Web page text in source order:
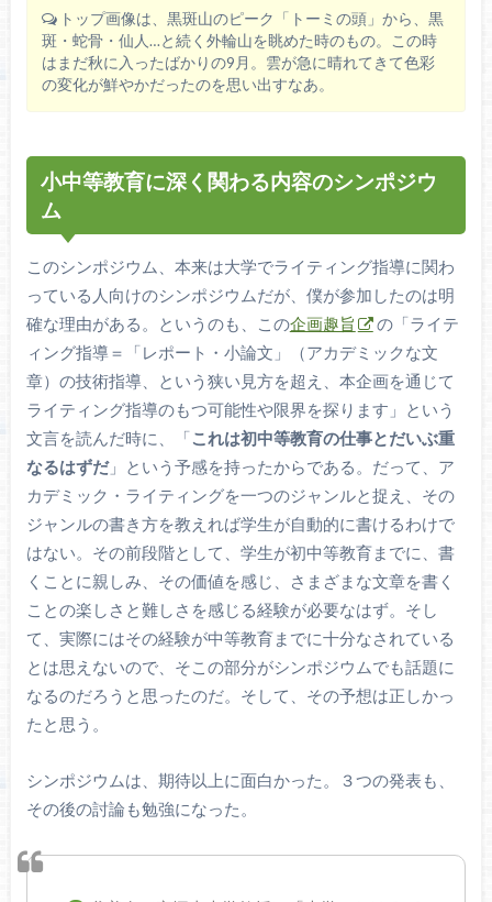
トップ画像は、黒斑山のピーク「トーミの頭」から、黒
斑・蛇骨・仙人…と続く外輪山を眺めた時のもの。この時
はまだ秋に入ったばかりの9月。雲が急に晴れてきて色彩
の変化が鮮やかだったのを思い出すなあ。
小中等教育に深く関わる内容のシンポジウ
ム
このシンポジウム、本来は大学でライティング指導に関わ
っている人向けのシンポジウムだが、僕が参加したのは明
確な理由がある。というのも、この企画趣旨
の「ライテ
ィング指導＝「レポート・小論文」（アカデミックな文
章）の技術指導、という狭い見方を超え、本企画を通じて
ライティング指導のもつ可能性や限界を探ります」という
文言を読んだ時に、「これは初中等教育の仕事とだいぶ重
なるはずだ」という予感を持ったからである。だって、ア
カデミック・ライティングを一つのジャンルと捉え、その
ジャンルの書き方を教えれば学生が自動的に書けるわけで
はない。その前段階として、学生が初中等教育までに、書
くことに親しみ、その価値を感じ、さまざまな文章を書く
ことの楽しさと難しさを感じる経験が必要なはず。そし
て、実際にはその経験が中等教育までに十分なされている
とは思えないので、そこの部分がシンポジウムでも話題に
なるのだろうと思ったのだ。そして、その予想は正しかっ
たと思う。
シンポジウムは、期待以上に面白かった。３つの発表も、
その後の討論も勉強になった。